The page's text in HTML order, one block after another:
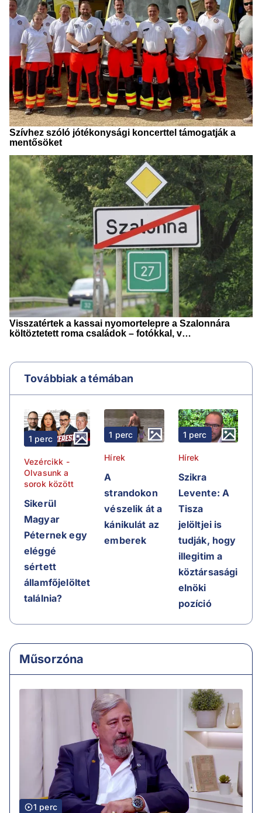
Továbbiak a témában
1 perc
Vezércikk -
Olvasunk a
sorok között
Sikerül
Magyar
Péternek egy
eléggé
sértett
államfőjelöltet
találnia?
1 perc
Hírek
A
strandokon
vészelik át a
kánikulát az
emberek
1 perc
Hírek
Szikra
Levente: A
Tisza
jelöltjei is
tudják, hogy
illegitim a
köztársasági
elnöki
pozíció
Műsorzóna
1 perc